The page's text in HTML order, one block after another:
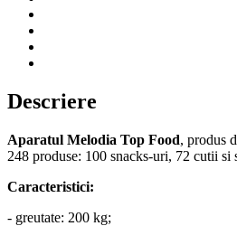
Descriere
Aparatul Melodia Top Food, produs
248 produse: 100 snacks-uri, 72 cutii
Caracteristici:
- greutate: 200 kg;